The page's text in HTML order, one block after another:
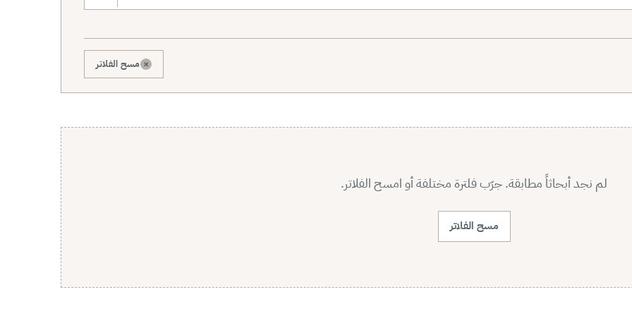
× مسح الفلاتر
لم نجد أبحاثاً مطابقة. جرّب فلترة مختلفة أو امسح الفلاتر.
مسح الفلاتر